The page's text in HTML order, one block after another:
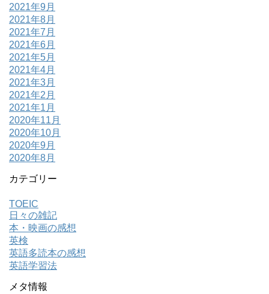
2021年9月
2021年8月
2021年7月
2021年6月
2021年5月
2021年4月
2021年3月
2021年2月
2021年1月
2020年11月
2020年10月
2020年9月
2020年8月
カテゴリー
TOEIC
日々の雑記
本・映画の感想
英検
英語多読本の感想
英語学習法
メタ情報